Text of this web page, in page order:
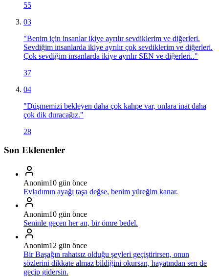
55
03
"Benim için insanlar ikiye ayrılır sevdiklerim ve diğerleri.
Sevdiğim insanlarda ikiye ayrılır çok sevdiklerim ve diğerleri.
Çok sevdiğim insanlarda ikiye ayrılır SEN ve diğerleri.."
37
04
"Düşmemizi bekleyen daha çok kahpe var, onlara inat daha
çok dik duracağız."
28
Son Eklenenler
Anonim10 gün önce
Evladımın ayağı taşa değse, benim yüreğim kanar.
Anonim10 gün önce
Seninle geçen her an, bir ömre bedel.
Anonim12 gün önce
Bir Başağın rahatsız olduğu şeyleri geçiştirirsen, onun
sözlerini dikkate almaz bildiğini okursan, hayatından sen de
geçip gidersin.